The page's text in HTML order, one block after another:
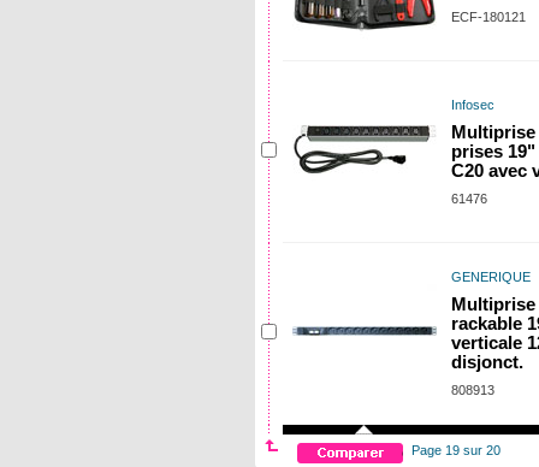
ECF-180121
Infosec
Multiprise
prises
C20 avec
61476
GENERIQUE
Multiprise
rackable
verticale
disjonct.
808913
Page 19 sur 20